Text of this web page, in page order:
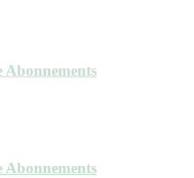
Abonnements
Abonnements